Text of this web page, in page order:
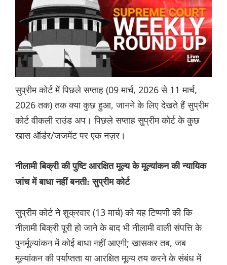
सुप्रीम कोर्ट में पिछले सप्ताह (09 मार्च, 2026 से 11 मार्च,
2026 तक) तक क्या कुछ हुआ, जानने के लिए देखते हैं सुप्रीम
कोर्ट वीकली राउंड अप। पिछले सप्ताह सुप्रीम कोर्ट के कुछ
खास ऑर्डर/जजमेंट पर एक नज़र।
नीलामी बिक्री की पुष्टि आरक्षित मूल्य के मूल्यांकन की न्यायिक
जांच में बाधा नहीं बनती: सुप्रीम कोर्ट
सुप्रीम कोर्ट ने शुक्रवार (13 मार्च) को यह टिप्पणी की कि
नीलामी बिक्री पूरी हो जाने के बाद भी नीलामी वाली संपत्ति के
पुनर्मूल्यांकन में कोई बाधा नहीं आएगी; खासकर तब, जब
मूल्यांकन की पर्याप्तता या आरक्षित मूल्य तय करने के संबंध में